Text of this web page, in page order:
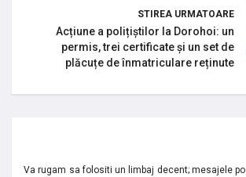
STIREA URMATOARE
Acțiune a polițiștilor la Dorohoi: un
permis, trei certificate și un set de
plăcuțe de înmatriculare reținute
Va rugam sa folositi un limbaj decent; mesajele